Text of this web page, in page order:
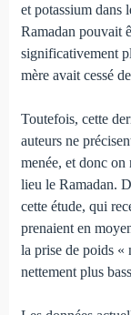
et potassium dans
Ramadan pouvait
significativement
mère avait cessé
Toutefois, cette
auteurs ne
menée, et donc on
lieu le Ramadan.
cette étude, qui
prenaient en
la prise de poids «
nettement plus